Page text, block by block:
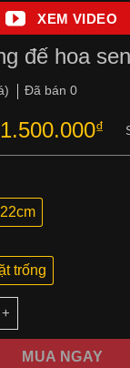
XEM VIDEO
đế hoa
Đã bán 0
₫
trống
MUA NGAY